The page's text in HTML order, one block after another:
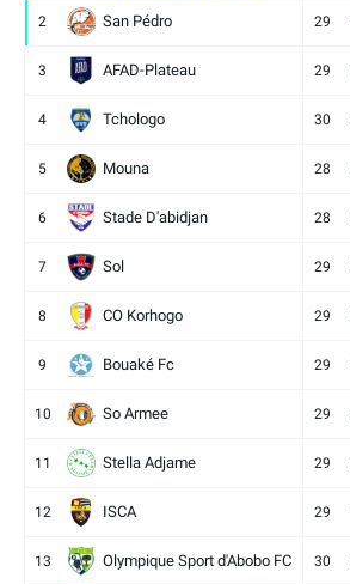
2 San Pédro 29
3 AFAD-Plateau 29
4 Tchologo 30
5 Mouna 28
6 Stade D'abidjan 28
7 Sol 29
8 CO Korhogo 29
9 Bouaké Fc 29
10 So Armee 29
11 Stella Adjame 29
12 ISCA 29
13 Olympique Sport d'Abobo FC 30